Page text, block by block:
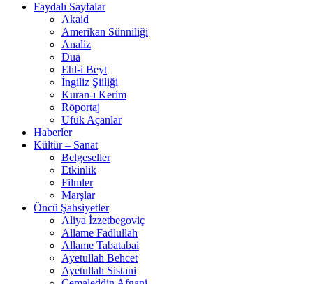
Faydalı Sayfalar
Akaid
Amerikan Sünniliği
Analiz
Dua
Ehl-i Beyt
İngiliz Şiiliği
Kuran-ı Kerim
Röportaj
Ufuk Açanlar
Haberler
Kültür – Sanat
Belgeseller
Etkinlik
Filmler
Marşlar
Öncü Şahsiyetler
Aliya İzzetbegoviç
Allame Fadlullah
Allame Tabatabai
Ayetullah Behcet
Ayetullah Sistani